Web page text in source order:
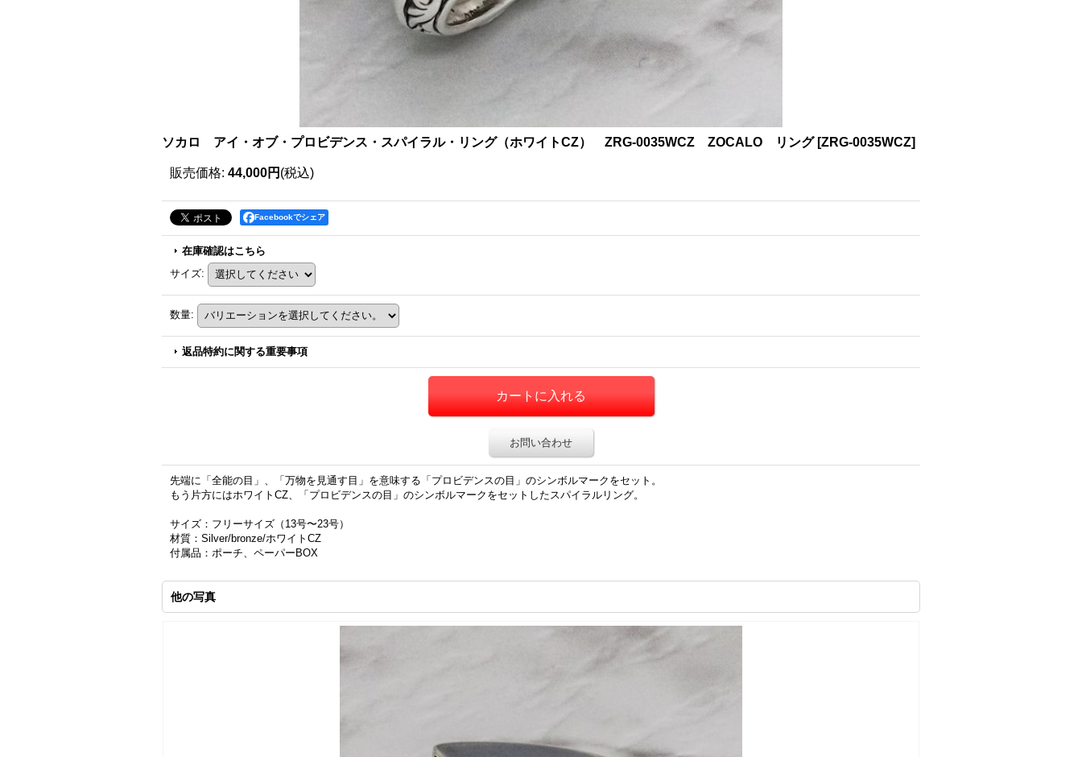
ソカロ アイ・オブ・プロビデンス・スパイラル・リング（ホワイトCZ） ZRG-0035WCZ ZOCALO リング [ZRG-0035WCZ]
販売価格: 44,000円 (税込)
Facebookでシェア
在庫確認はこちら
サイズ:
数量:
返品特約に関する重要事項
お問い合わせ
先端に「全能の目」、「万物を見通す目」を意味する「プロビデンスの目」のシンボルマークをセット。
もう片方にはホワイトCZ、「プロビデンスの目」のシンボルマークをセットしたスパイラルリング。
サイズ：フリーサイズ（13号〜23号）
材質：Silver/bronze/ホワイトCZ
付属品：ポーチ、ペーパーBOX
他の写真